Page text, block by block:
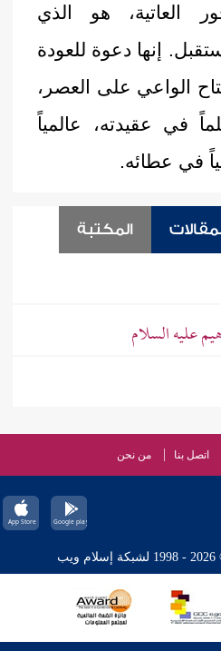
العاتية، هو الذي
إنها دعوة للعودة
الواعي على العصر،
في عقيدته، عالمياً
في عطائه.
المكتبة
عليه السلام
اتصل بنا من نحن